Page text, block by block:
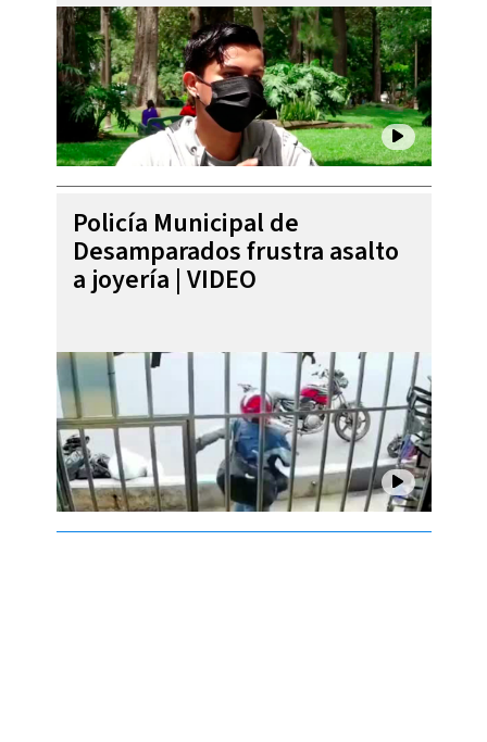
Policía Municipal de
Desamparados frustra asalto
a joyería | VIDEO